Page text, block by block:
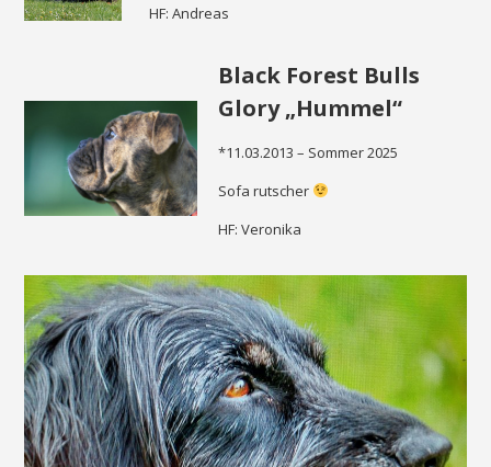
HF: Andreas
Black Forest Bulls
Glory „Hummel“
*11.03.2013 – Sommer 2025
Sofa rutscher
HF: Veronika